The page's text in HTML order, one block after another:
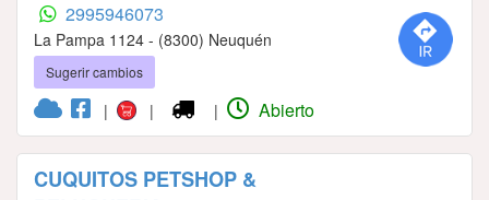
2995946073
La Pampa 1124 - (8300) Neuquén
Sugerir cambios
| | | Abierto
CUQUITOS PETSHOP &